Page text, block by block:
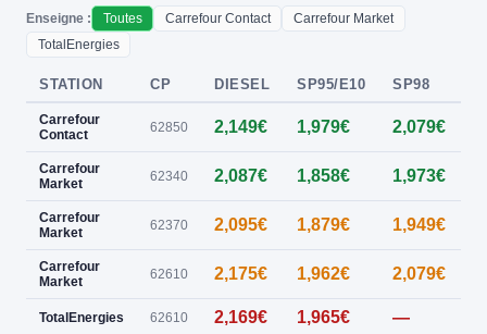
Enseigne : Toutes Carrefour Contact
Carrefour Market
TotalEnergies
STATION CP DIESEL SP95/E10 SP98
Carrefour
Contact
62850 2,149€ 1,979€ 2,079€
Carrefour
Market
62340 2,087€ 1,858€ 1,973€
Carrefour
Market
62370 2,095€ 1,879€ 1,949€
Carrefour
Market
62610 2,175€ 1,962€ 2,079€
TotalEnergies 62610 2,169€ 1,965€ —